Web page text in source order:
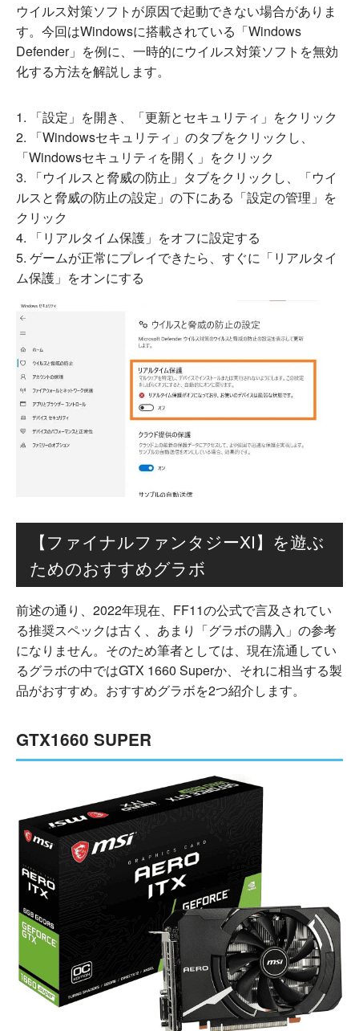
ウイルス対策ソフトが原因で起動できない場合がありま
す。今回はWindowsに搭載されている「Windows
Defender」を例に、一時的にウイルス対策ソフトを無効
化する方法を解説します。
「設定」を開き、「更新とセキュリティ」をクリック
「Windowsセキュリティ」のタブをクリックし、
「Windowsセキュリティを開く」をクリック
「ウイルスと脅威の防止」タブをクリックし、「ウイ
ルスと脅威の防止の設定」の下にある「設定の管理」を
クリック
「リアルタイム保護」をオフに設定する
ゲームが正常にプレイできたら、すぐに「リアルタイ
ム保護」をオンにする
【ファイナルファンタジーXI】を遊ぶ
ためのおすすめグラボ
前述の通り、2022年現在、FF11の公式で言及されてい
る推奨スペックは古く、あまり「グラボの購入」の参考
になりません。そのため筆者としては、現在流通してい
るグラボの中ではGTX 1660 Superか、それに相当する製
品がおすすめ。おすすめグラボを2つ紹介します。
GTX1660 SUPER